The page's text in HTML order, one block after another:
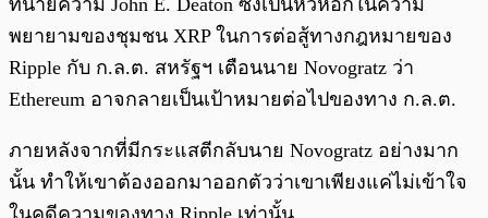
ทนายความ John E. Deaton ซึ่งเป็นหัวหอกในความ
พยายามของชุมชน XRP ในการต่อสู้ทางกฎหมายของ
Ripple กับ ก.ล.ต. สหรัฐฯ เตือนนาย Novogratz ว่า
Ethereum อาจกลายเป็นเป้าหมายต่อไปของทาง ก.ล.ต.
ภายหลังจากที่มีกระแสตีกลับนาย Novogratz อย่างมาก
นั้น ทำให้เขาต้องออกมาออกตัวว่าเขาเพียงแค่ไม่เข้าใจ